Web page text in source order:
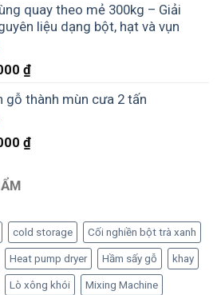
quay theo mẻ 300kg – Giải
liệu dạng bột, hạt và vụn
₫.
₫Giá
tại
1,000 ₫.
gỗ thành mùn cưa 2 tấn
₫.
₫Giá
cold storage Cối nghiền bột trà xanh
Heat pump dryer Hầm sấy gỗ khay
Lò xông khói Mixing Machine